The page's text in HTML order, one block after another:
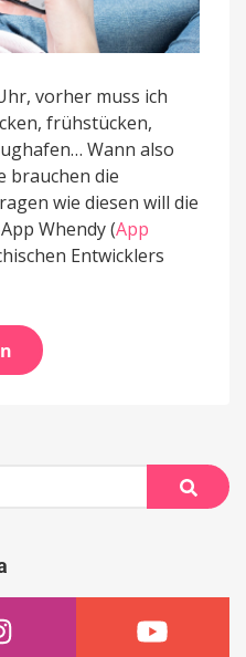
vorher muss ich
frühstücken,
Wann also
brauchen die
wie diesen will die
Whendy (App
Entwicklers
Suche